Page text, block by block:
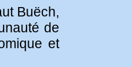
Buëch,
de
et